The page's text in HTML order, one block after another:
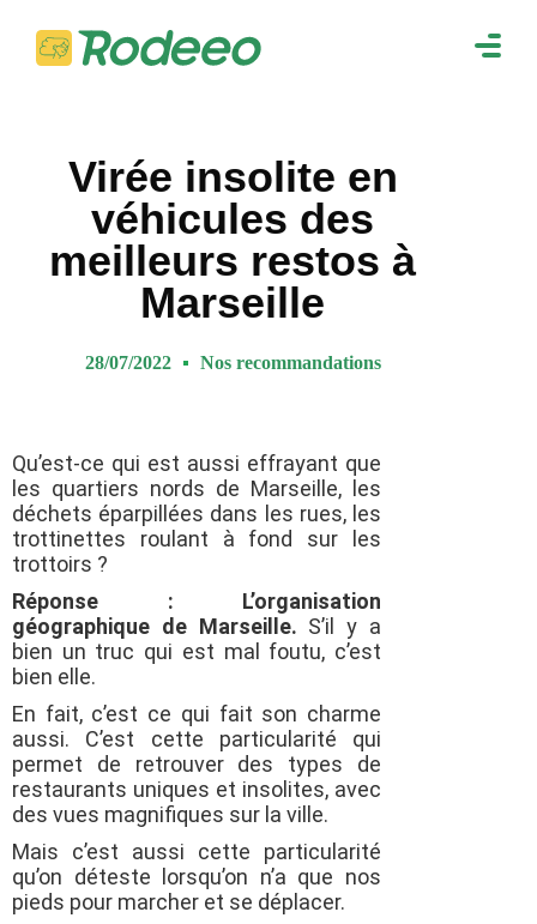
Virée insolite en
véhicules des
meilleurs restos à
Marseille
28/07/2022 Nos recommandations
Qu’est-ce qui est aussi effrayant que
les quartiers nords de Marseille, les
déchets éparpillées dans les rues, les
trottinettes roulant à fond sur les
trottoirs ?
Réponse : L’organisation
géographique de Marseille. S’il y a
bien un truc qui est mal foutu, c’est
bien elle.
En fait, c’est ce qui fait son charme
aussi. C’est cette particularité qui
permet de retrouver des types de
restaurants uniques et insolites, avec
des vues magnifiques sur la ville.
Mais c’est aussi cette particularité
qu’on déteste lorsqu’on n’a que nos
pieds pour marcher et se déplacer.